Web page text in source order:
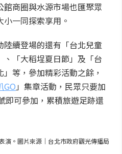
商圈與水源市場也匯聚眾
一同探索享用。
續登場的還有「台北兒童
「大稻埕夏日節」及「台
等，參加精彩活動之餘，
GO 」集章活動，民眾只要加
即可參加，累積旅遊足跡還
演。圖片來源｜台北市政府觀光傳播局